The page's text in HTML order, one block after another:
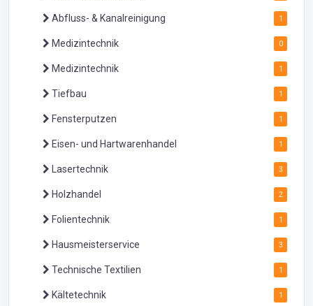
Abfluss- & Kanalreinigung 1
Medizintechnik 0
Medizintechnik 1
Tiefbau 1
Fensterputzen 1
Eisen- und Hartwarenhandel 1
Lasertechnik 3
Holzhandel 2
Folientechnik 1
Hausmeisterservice 3
Technische Textilien 1
Kältetechnik 1